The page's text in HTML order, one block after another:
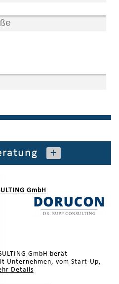
+
GmbH
GmbH berät
Unternehmen, vom Start-Up,
Details